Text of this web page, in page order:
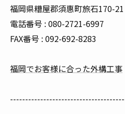
福岡県糟屋郡須惠町旅石170-21
電話番号 : 080-2721-6997
FAX番号 : 092-692-8283
福岡でお客様に合った外構工事